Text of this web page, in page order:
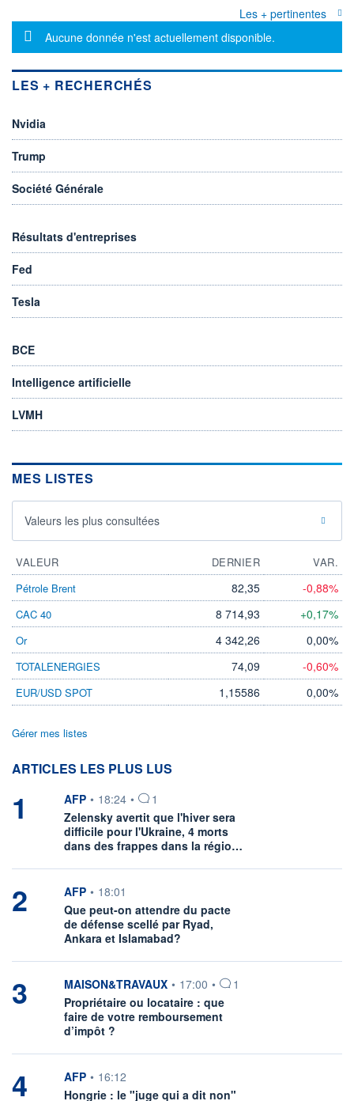
Les + pertinentes
Message d'information
Aucune donnée n'est actuellement disponible.
LES + RECHERCHÉS
Nvidia
Trump
Société Générale
Résultats d'entreprises
Fed
Tesla
BCE
Intelligence artificielle
LVMH
MES LISTES
Valeurs les plus consultées
VALEUR DERNIER
VAR.
Pétrole Brent
82,35 -0,88%
CAC 40 8 714,93 +0,17%
Or 4 342,26 0,00%
TOTALENERGIES 74,09 -0,60%
EUR/USD SPOT 1,15586 0,00%
Gérer mes listes
ARTICLES LES PLUS LUS
1 information fournie par
AFP • 18:24 •
1
Zelensky avertit que l'hiver sera
difficile pour l'Ukraine, 4 morts
dans des frappes dans la régio…
2 information fournie par
AFP • 18:01
Que peut-on attendre du pacte
de défense scellé par Ryad,
Ankara et Islamabad?
3 information fournie par
MAISON&TRAVAUX • 17:00 •
1
Propriétaire ou locataire : que
faire de votre remboursement
d’impôt ?
4 information fournie par
AFP • 16:12
Hongrie : le "juge qui a dit non"